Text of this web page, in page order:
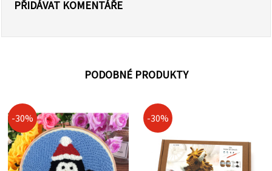
PŘIDÁVAT KOMENTÁŘE
PODOBNÉ PRODUKTY
-30% -30%